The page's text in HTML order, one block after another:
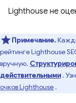
Lighthouse не
Примечание.
рейтинге Lighthouse
вручную.
действительными .
очков Lighthouse .